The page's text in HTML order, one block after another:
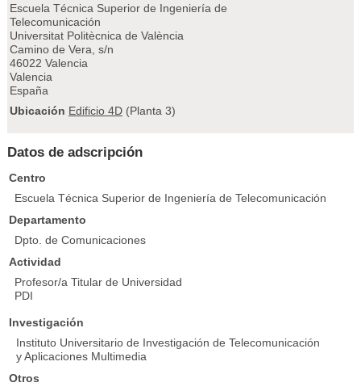
Escuela Técnica Superior de Ingeniería de
Telecomunicación
Universitat Politècnica de València
Camino de Vera, s/n
46022 Valencia
Valencia
España
Ubicación Edificio 4D(Planta 3)
Datos de adscripción
Centro
Escuela Técnica Superior de Ingeniería de Telecomunicación
Departamento
Dpto. de Comunicaciones
Actividad
Profesor/a Titular de Universidad
PDI
Investigación
Instituto Universitario de Investigación de Telecomunicación
y Aplicaciones Multimedia
Otros